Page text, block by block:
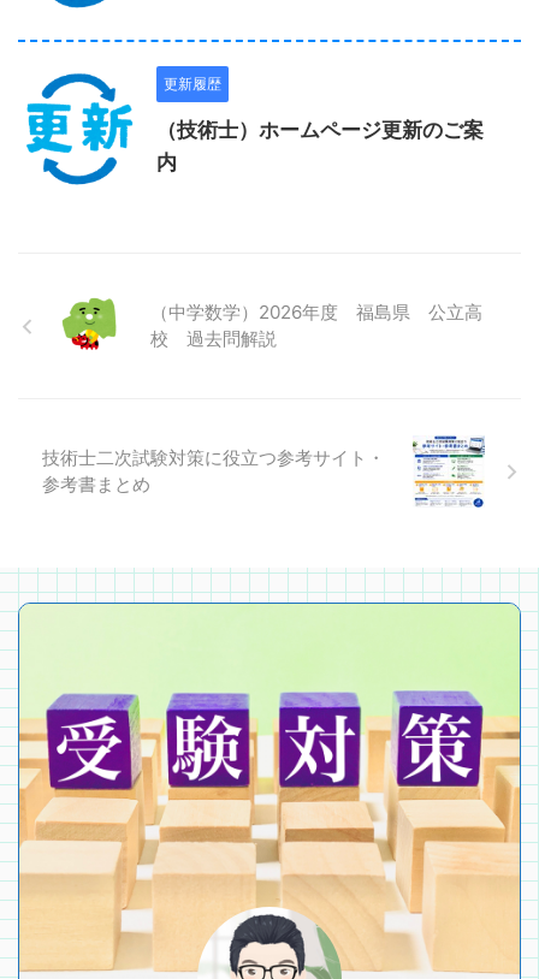
更新履歴
（技術士）ホームページ更新のご案
内
（中学数学）2026年度 福島県 公立高
校 過去問解説
技術士二次試験対策に役立つ参考サイト・
参考書まとめ